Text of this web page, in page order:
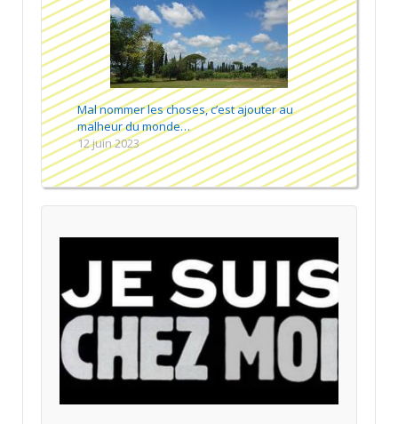
Mal nommer les choses, c’est ajouter au
malheur du monde…
12 juin 2023